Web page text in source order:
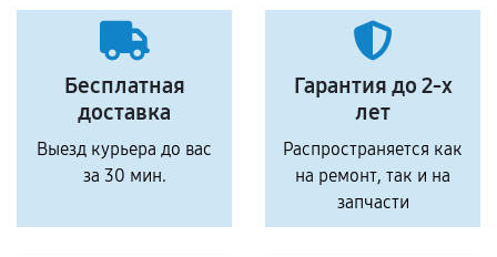
Бесплатная
доставка
Выезд курьера до вас
за 30 мин.
Гарантия до 2-х
лет
Распространяется как
на ремонт, так и на
запчасти